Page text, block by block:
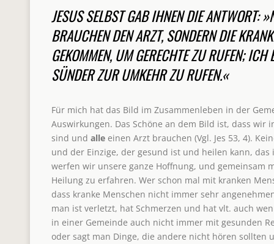
JESUS SELBST GAB IHNEN DIE ANTWORT:
BRAUCHEN DEN ARZT, SONDERN DIE
GEKOMMEN, UM GERECHTE ZU RUFEN;
SÜNDER ZUR UMKEHR ZU RUFEN.«
Für mich hat das Bild im Zusammenleben in der
Auswirkungen. Das Schöne an dem Bild ist, dass wir
sind und alle einen Arzt brauchen (Vgl. Jes 53, 4).
und der Einzige, der gesund ist und heilen kann, das
werfen wir unsere ganze Hoffnung, und gemeinsam
Heilung zu erfahren. Wer schon mal mit kranken
dass kranke Menschen nicht immer sehr
man ist verletzt, hat Schmerzen und hat vlt. auch
in einer Gemeinde auch nicht immer mit gesunden
oder sagt man Dinge, die andere nicht hören sollten